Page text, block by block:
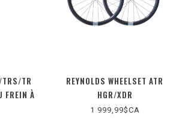
TR
FREIN À
REYNOLDS WHEELSET ATR
HGR/XDR
1 999,99$CA